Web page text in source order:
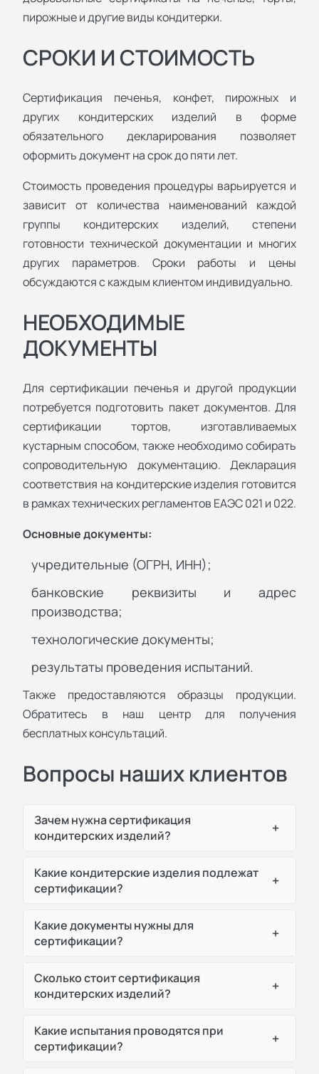
пирожные и другие виды кондитерки.
СРОКИ И СТОИМОСТЬ
Сертификация печенья, конфет, пирожных и
других кондитерских изделий в форме
обязательного декларирования позволяет
оформить документ на срок до пяти лет.
Стоимость проведения процедуры варьируется и
зависит от количества наименований каждой
группы кондитерских изделий, степени
готовности технической документации и многих
других параметров. Сроки работы и цены
обсуждаются с каждым клиентом индивидуально.
НЕОБХОДИМЫЕ
ДОКУМЕНТЫ
Для сертификации печенья и другой продукции
потребуется подготовить пакет документов. Для
сертификации тортов, изготавливаемых
кустарным способом, также необходимо собирать
сопроводительную документацию. Декларация
соответствия на кондитерские изделия готовится
в рамках технических регламентов ЕАЭС 021 и 022.
Основные документы:
учредительные (ОГРН, ИНН);
банковские реквизиты и адрес
производства;
технологические документы;
результаты проведения испытаний.
Также предоставляются образцы продукции.
Обратитесь в наш центр для получения
бесплатных консультаций.
Вопросы наших клиентов
Зачем нужна сертификация
кондитерских изделий?
+
Какие кондитерские изделия подлежат
сертификации?
+
Какие документы нужны для
сертификации?
+
Сколько стоит сертификация
кондитерских изделий?
+
Какие испытания проводятся при
сертификации?
+